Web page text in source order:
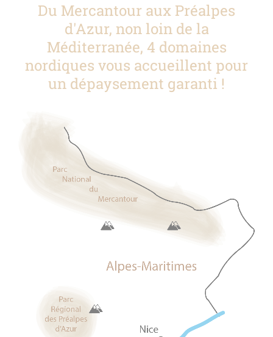
Du Mercantour aux Préalpes
d'Azur, non loin de la
Méditerranée, 4 domaines
nordiques vous accueillent pour
un dépaysement garanti !